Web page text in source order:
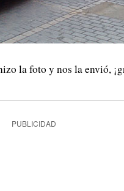
la foto y nos la envió,
PUBLICIDAD